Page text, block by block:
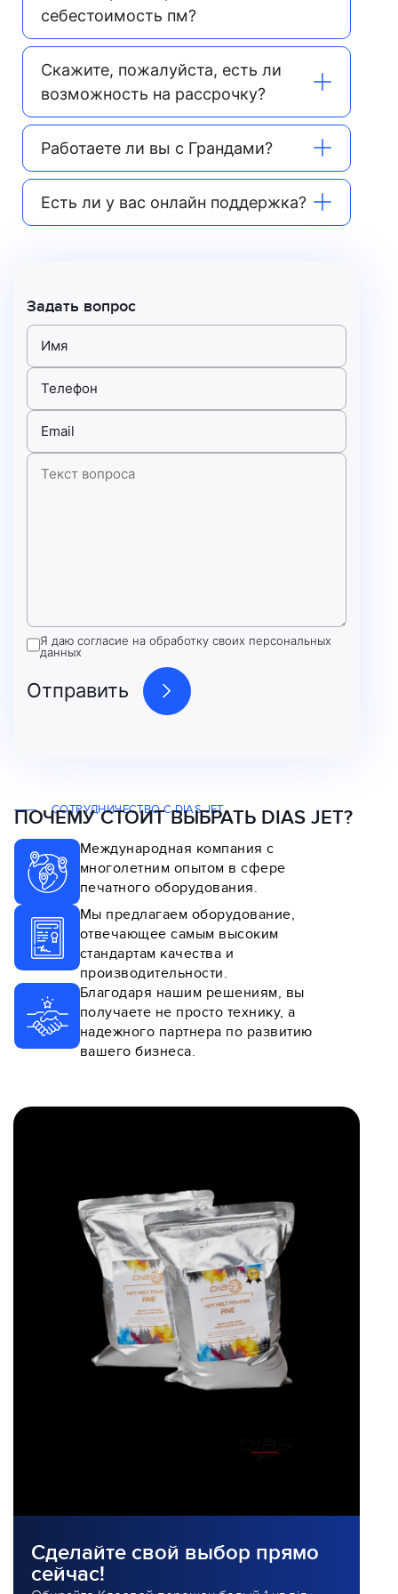
себестоимость пм?
Скажите, пожалуйста, есть ли
возможность на рассрочку?
Работаете ли вы с Грандами?
Есть ли у вас онлайн поддержка?
Задать вопрос
Я даю согласие на обработку своих персональных
данных
СОТРУДНИЧЕСТВО С DIAS JET
ПОЧЕМУ СТОИТ ВЫБРАТЬ DIAS JET?
Международная компания с
многолетним опытом в сфере
печатного оборудования.
Мы предлагаем оборудование,
отвечающее самым высоким
стандартам качества и
производительности.
Благодаря нашим решениям, вы
получаете не просто технику, а
надежного партнера по развитию
вашего бизнеса.
Сделайте свой выбор прямо
сейчас!